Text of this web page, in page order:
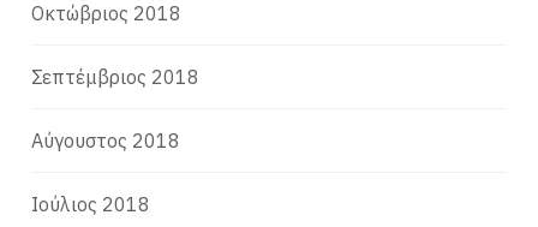
Οκτώβριος 2018
Σεπτέμβριος 2018
Αύγουστος 2018
Ιούλιος 2018